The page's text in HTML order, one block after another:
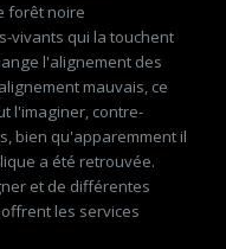
forêt noire
vivants qui la touchent
l'alignement des
mauvais, ce
l'imaginer, contre-
bien qu'apparemment il
a été retrouvée.
et de différentes
les services